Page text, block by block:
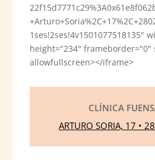
1ses!2ses!4v1501077518135"
height="234" frameborder="0"
allowfullscreen></iframe>
CLÍNICA
ARTURO SORIA, 17 •